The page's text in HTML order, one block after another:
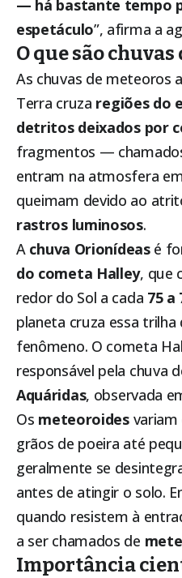
— há bastante tempo
espetáculo”, afirma a
O que são
As chuvas de meteoros
Terra cruza regiões do
detritos deixados por
fragmentos —
entram na atmosfera
queimam devido ao
rastros luminosos.
A chuva Orionídeasé
do cometa Halley, que
redor do Sol a cada 75 a
planeta cruza essa
fenômeno. O cometa
responsável pela chuva
Aquáridas, observada
Os meteoroidesvariam
grãos de poeira até
geralmente se
antes de atingir o solo.
quando resistem à
a ser chamados de
Importância